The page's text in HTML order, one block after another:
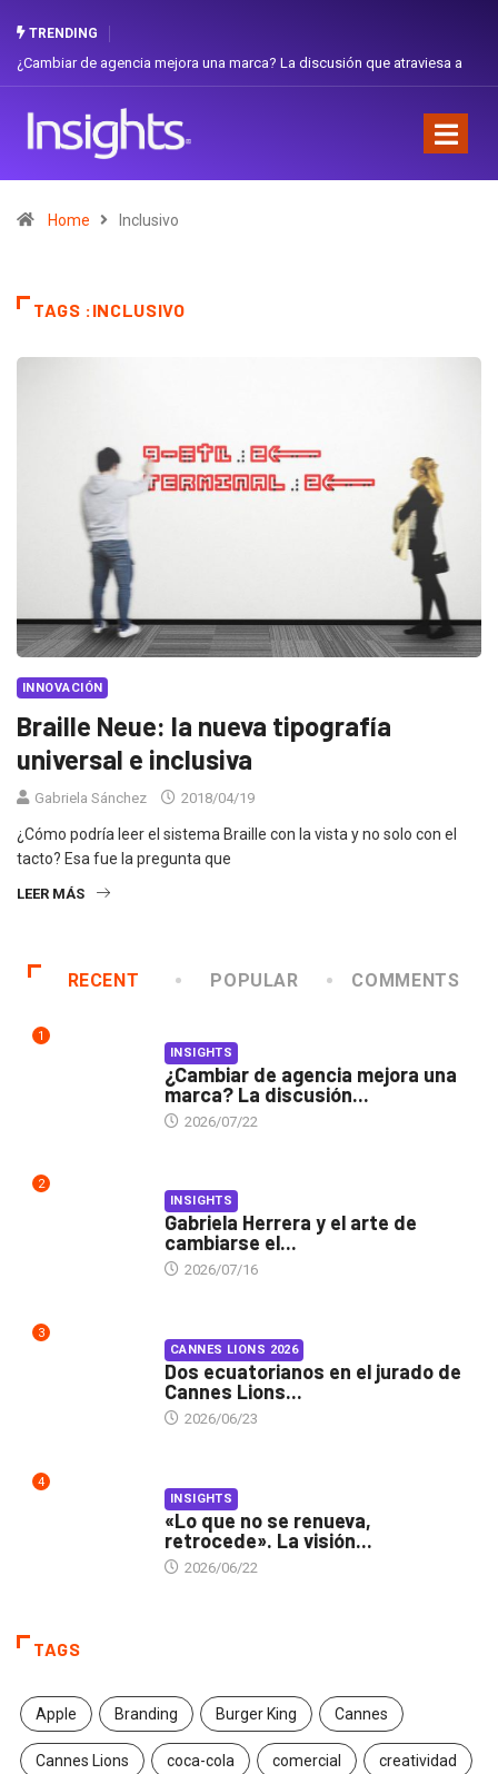
TRENDING
¿Cambiar de agencia mejora una marca? La discusión que atraviesa a
Home Inclusivo
TAGS :INCLUSIVO
INNOVACIÓN
Braille Neue: la nueva tipografía
universal e inclusiva
Gabriela Sánchez 2018/04/19
¿Cómo podría leer el sistema Braille con la vista y no solo con el
tacto? Esa fue la pregunta que
LEER MÁS
RECENT POPULAR COMMENTS
1
INSIGHTS
¿Cambiar de agencia mejora una
marca? La discusión...
2026/07/22
2
INSIGHTS
Gabriela Herrera y el arte de
cambiarse el...
2026/07/16
3
CANNES LIONS 2026
Dos ecuatorianos en el jurado de
Cannes Lions...
2026/06/23
4
INSIGHTS
«Lo que no se renueva,
retrocede». La visión...
2026/06/22
TAGS
Apple Branding Burger King Cannes
Cannes Lions coca-cola comercial creatividad